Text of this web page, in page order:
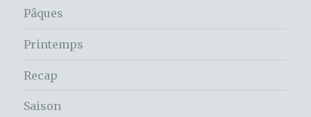
Pâques
Printemps
Recap
Saison